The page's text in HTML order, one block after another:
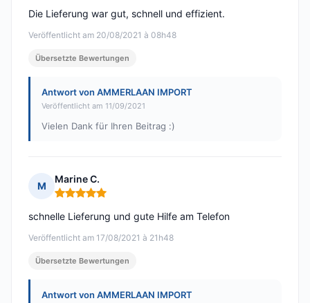
Veröffentlicht am 20/08/2021 à 08h48
Die Lieferung war gut, schnell und effizient.
Übersetzte Bewertungen
Antwort von AMMERLAAN IMPORT
Veröffentlicht am 11/09/2021
Vielen Dank für Ihren Beitrag :)
M
Marine C.
Hinweis: 5 von 5
Veröffentlicht am 17/08/2021 à 21h48
schnelle Lieferung und gute Hilfe am Telefon
Übersetzte Bewertungen
Antwort von AMMERLAAN IMPORT